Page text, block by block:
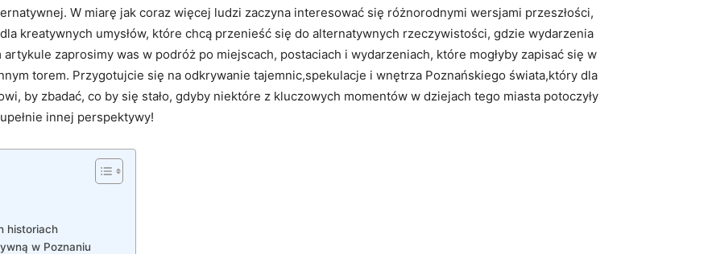
W miarę jak coraz więcej ludzi zaczyna interesować się różnorodnymi wersjami przeszłości,
kreatywnych umysłów, które chcą przenieść się do alternatywnych rzeczywistości, gdzie wydarzenia
artykule zaprosimy was w podróż po miejscach, postaciach i wydarzeniach, które mogłyby zapisać się w
torem. Przygotujcie się na odkrywanie tajemnic,spekulacje i wnętrza Poznańskiego świata,który dla
by zbadać, co by się stało, gdyby niektóre z kluczowych momentów w dziejach tego miasta potoczyły
innej perspektywy!
historiach
w Poznaniu